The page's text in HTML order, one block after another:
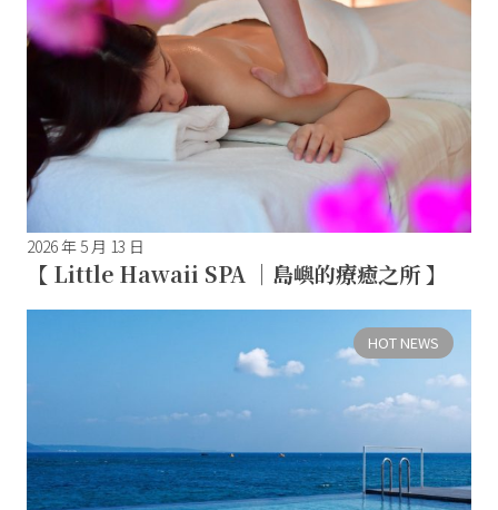
2026 年 5 月 13 日
【 Little Hawaii SPA ｜島嶼的療癒之所 】
HOT NEWS